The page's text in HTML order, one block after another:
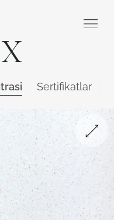
Sertifikatlar
yuritasiz?
Dizayner